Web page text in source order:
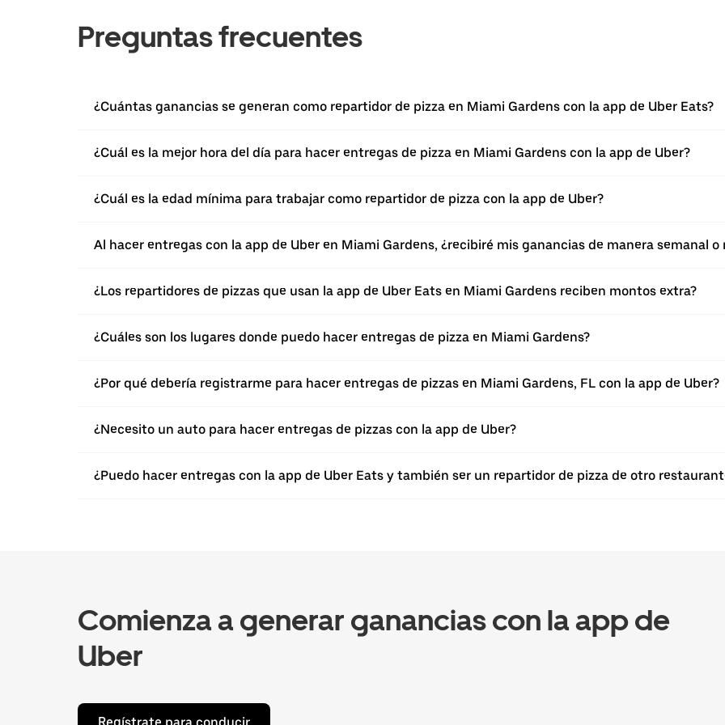
Preguntas frecuentes
¿Cuántas ganancias se generan como repartidor de pizza en Miami Gardens con la app de Uber Eats?
¿Cuál es la mejor hora del día para hacer entregas de pizza en Miami Gardens con la app de Uber?
¿Cuál es la edad mínima para trabajar como repartidor de pizza con la app de Uber?
Al hacer entregas con la app de Uber en Miami Gardens, ¿recibiré mis ganancias de manera semanal o
¿Los repartidores de pizzas que usan la app de Uber Eats en Miami Gardens reciben montos extra?
¿Cuáles son los lugares donde puedo hacer entregas de pizza en Miami Gardens?
¿Por qué debería registrarme para hacer entregas de pizzas en Miami Gardens, FL con la app de Uber?
¿Necesito un auto para hacer entregas de pizzas con la app de Uber?
¿Puedo hacer entregas con la app de Uber Eats y también ser un repartidor de pizza de otro
Comienza a generar ganancias con la app de
Uber